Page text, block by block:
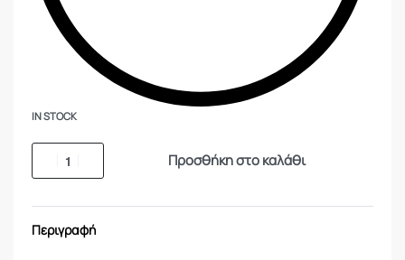
IN STOCK
Προσθήκη στο καλάθι
Περιγραφή